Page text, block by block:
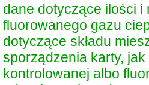
dane dotyczące ilości
fluorowanego gazu
dotyczące składu
sporządzenia karty,
kontrolowanej albo